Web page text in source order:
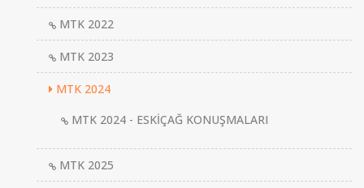
MTK 2022
MTK 2023
MTK 2024
MTK 2024 - ESKİÇAĞ KONUŞMALARI
MTK 2025